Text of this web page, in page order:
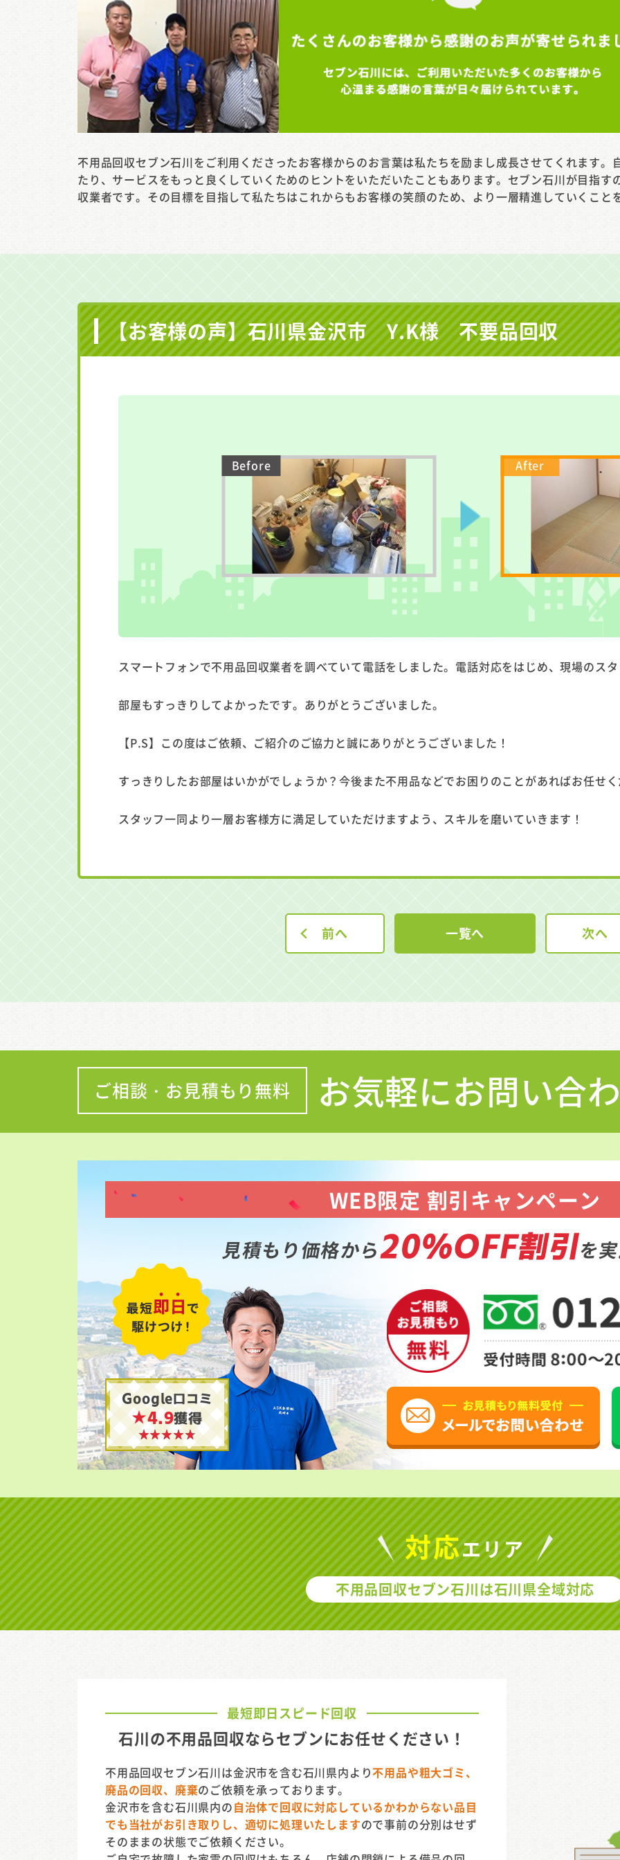
不用品回収セブン石川をご利用くださったお客様からのお言葉は私たちを励まし成長させてくれます
たり、サービスをもっと良くしていくためのヒントをいただいたこともあります。セブン石川が目指
収業者です。その目標を目指して私たちはこれからもお客様の笑顔のため、より一層精進していくこと
【お客様の声】石川県金沢市 Y.K様 不要品回収
スマートフォンで不用品回収業者を調べていて電話をしました。電話対応をはじめ、現場のス
部屋もすっきりしてよかったです。ありがとうございました。
【P.S】この度はご依頼、ご紹介のご協力と誠にありがとうございました！
すっきりしたお部屋はいかがでしょうか？今後また不用品などでお困りのことがあればお任せ
スタッフ一同より一層お客様方に満足していただけますよう、スキルを磨いていきます！
前へ 一覧へ 次へ
ご相談・お見積もり無料 お気軽にお問い合
Google口コミ
★4.9獲得
WEB限定 割引キャンペーン
見積もり価格から20%OFF割引を
対応エリア
不用品回収セブン石川は石川県全域対応
最短即日スピード回収
石川の不用品回収ならセブンにお任せください！
不用品回収セブン石川は金沢市を含む石川県内より不用品や粗大ゴミ、
廃品の回収、廃棄のご依頼を承っております。
金沢市を含む石川県内の自治体で回収に対応しているかわからない品目
でも当社がお引き取りし、適切に処理いたしますので事前の分別はせず
そのままの状態でご依頼ください。